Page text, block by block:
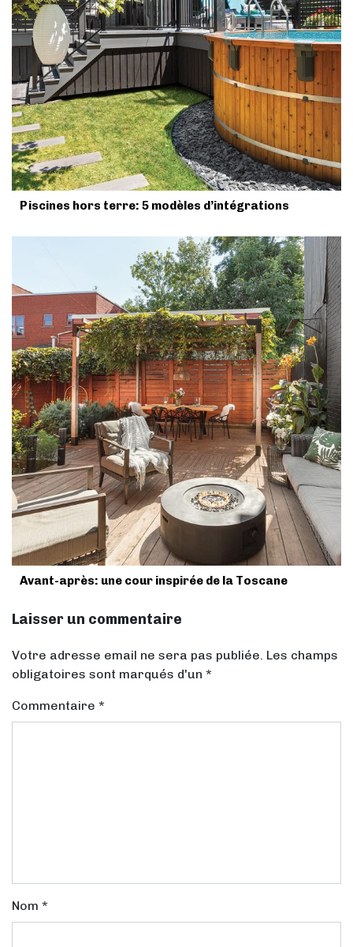
Piscines hors terre: 5 modèles d’intégrations
Avant-après: une cour inspirée de la Toscane
Laisser un commentaire
Votre adresse email ne sera pas publiée. Les champs
obligatoires sont marqués d'un *
Commentaire *
Nom *